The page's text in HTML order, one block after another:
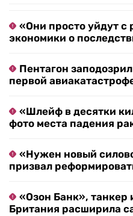
«Они просто уйдут
экономики о
Пентагон
первой
«Шлейф в десятки
фото места падения
«Нужен новый
призвал
«Озон Банк», танкер
Британия расширила